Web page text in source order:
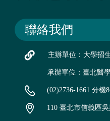
聯絡我們
主辦單位：大學招
承辦單位：臺北醫
(02)2736-1661 分機
110 臺北市信義區